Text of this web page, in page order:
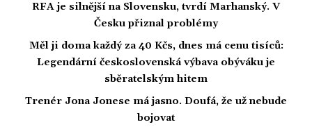
RFA je silnější na Slovensku, tvrdí Marhanský. V
Česku přiznal problémy
Měl ji doma každý za 40 Kčs, dnes má cenu tisíců:
Legendární československá výbava obýváku je
sběratelským hitem
Trenér Jona Jonese má jasno. Doufá, že už nebude
bojovat